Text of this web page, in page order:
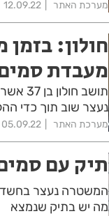
מערכת האתר 12.09.22
חולון:
מעבדת
תושב
נעצר שוב תוך כדי
מערכת האתר 05.09.22
תיק עם
המשטרה נעצר בחשד
מה יש בתיק שנמצא